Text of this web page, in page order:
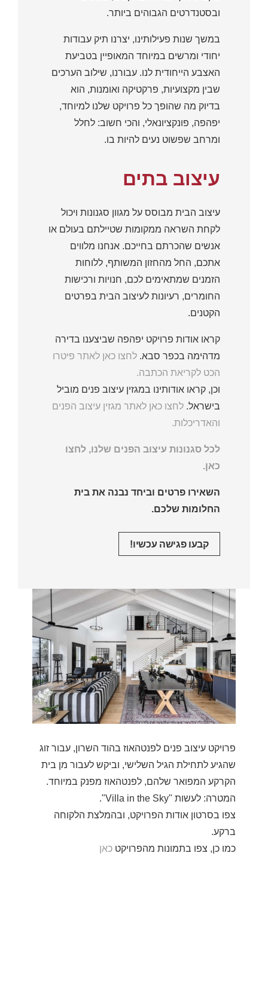
ובסטנדרטים הגבוהים ביותר.
במשך שנות פעילותינו, יצרנו תיק עבודות
יחודי ומרשים במיוחד המאופיין בטביעת
האצבע הייחודית לנו. עבורנו, שילוב הערכים
שבין מקצועיות, פרקטיקה ואומנות, הוא
בדיוק מה שהופך כל פרויקט שלנו למיוחד,
יפהפה, פונקציונאלי, והכי חשוב: לחלל
ומרחב שפשוט נעים להיות בו.
עיצוב בתים
עיצוב הבית מבוסס על מגוון סגנונות ויכול
לקחת השראה ממקומות שטיילתם בעולם או
אנשים שהכרתם בחייכם. אנחנו מלווים
אתכם, החל מהחזון המשותף, ללוחות
הזמנים שמתאימים לכם, חנויות ורכישות
החומרים, רעיונות לעיצוב הבית בפרטים
הקטנים.
קראו אודות פרויקט יפהפה שביצענו בדירה
מדהימה בכפר סבא. לחצו כאן לאתר פיטרו
הכט לקריאת הכתבה.
וכן, קראו אודותינו במגזין עיצוב פנים מוביל
בישראל. לחצו כאן לאתר מגזין עיצוב הפנים
והאדריכלות.
לכל סגנונות עיצוב הפנים שלנו, לחצו
כאן.
השאירו פרטים וביחד נבנה את בית
החלומות שלכם.
קבעו פגישה עכשיו!
פרויקט עיצוב פנים לפנטהאוז בהוד השרון, עבור זוג
שהגיע לתחילת הגיל השלישי, וביקש לעבור מן בית
הקרקע המפואר שלהם, לפנטהאוז מפנק במיוחד.
המטרה: לעשות "Villa in the Sky".
צפו בסרטון אודות הפרויקט, ובהמלצת הלקוחה
ברקע.
כמו כן, צפו בתמונות מהפרויקט כאן